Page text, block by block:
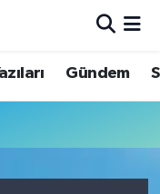
Gündem